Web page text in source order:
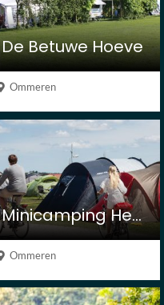
De Betuwe Hoeve
Ommeren
Minicamping Het Achterhuis
Ommeren